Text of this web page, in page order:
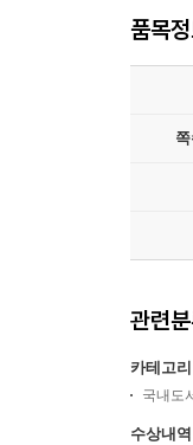
품목
관련
카테고
국내도
수상내